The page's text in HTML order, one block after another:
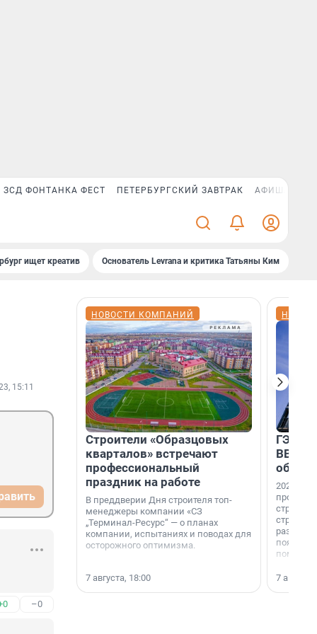
ЗСД ФОНТАНКА ФЕСТ ПЕТЕРБУРГСКИЙ ЗАВТРАК АФИША PLUS
ищет креатив Основатель Levrana и критика Татьяны Ким
15:11
–0
НОВОСТИ КОМПАНИЙ
Строители «Образцовых
кварталов» встречают
профессиональный
праздник на работе
В преддверии Дня строителя топ-
менеджеры компании «СЗ
„Терминал-Ресурс“ — о планах
компании, испытаниях и поводах для
осторожного оптимизма.
7 августа, 18:00
ГЭС,
ВВП: в
об
2026-й —
раз. В
7